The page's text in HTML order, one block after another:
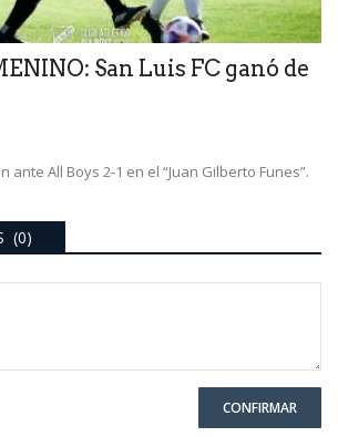
San Luis FC ganó de
All Boys 2-1 en el “Juan Gilberto Funes”.
(0)
CONFIRMAR